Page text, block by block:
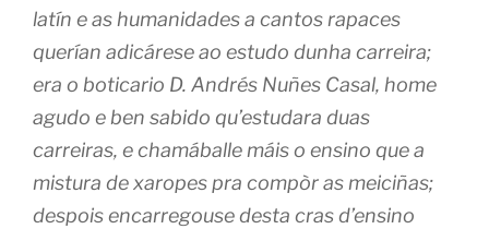
latín e as humanidades a cantos rapaces
querían adicárese ao estudo dunha carreira;
era o boticario D. Andrés Nuñes Casal, home
agudo e ben sabido qu’estudara duas
carreiras, e chamáballe máis o ensino que a
mistura de xaropes pra compòr as meiciñas;
despois encarregouse desta cras d’ensino